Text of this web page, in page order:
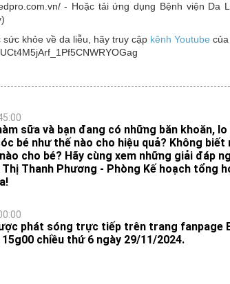
- Hoặc tải ứng dụng Bệnh viện Da
khỏe về da liễu, hãy truy cậpkênh Youtube
sữa và bạn đang có những băn khoăn,
bé như thế nào cho hiệu quả? Không biết
cho bé? Hãy cùng xem những giải đáp
Thị Thanh Phương - Phòng Kế hoạch tổng
phát sóng trực tiếp trên trang fanpage
15g00 chiều thứ 6 ngày 29/11/2024.